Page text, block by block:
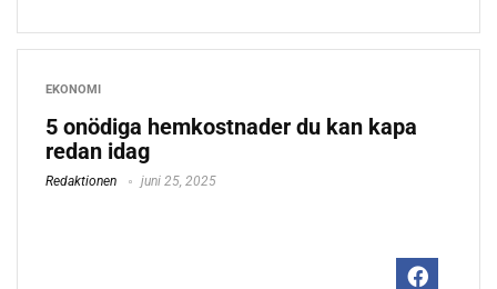
EKONOMI
5 onödiga hemkostnader du kan kapa
redan idag
Redaktionen juni 25, 2025